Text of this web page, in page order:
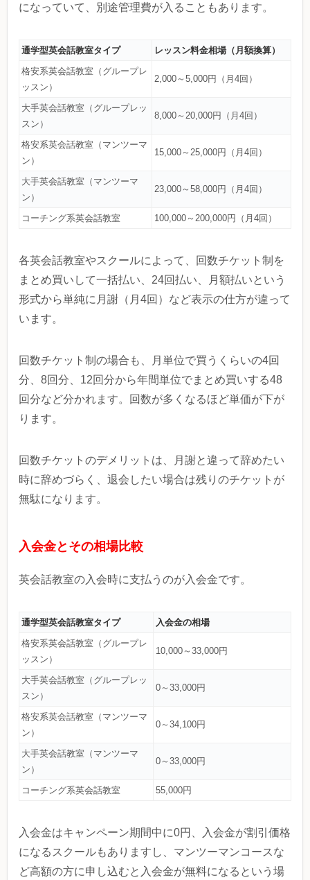
になっていて、別途管理費が入ることもあります。
通学型英会話教室タイプ レッスン料金相場（月額換算）
格安系英会話教室（グループレ
ッスン）
2,000～5,000円（月4回）
大手英会話教室（グループレッ
スン）
8,000～20,000円（月4回）
格安系英会話教室（マンツーマ
ン）
15,000～25,000円（月4回）
大手英会話教室（マンツーマ
ン）
23,000～58,000円（月4回）
コーチング系英会話教室 100,000～200,000円（月4回）
各英会話教室やスクールによって、回数チケット制を
まとめ買いして一括払い、24回払い、月額払いという
形式から単純に月謝（月4回）など表示の仕方が違って
います。
回数チケット制の場合も、月単位で買うくらいの4回
分、8回分、12回分から年間単位でまとめ買いする48
回分など分かれます。回数が多くなるほど単価が下が
ります。
回数チケットのデメリットは、月謝と違って辞めたい
時に辞めづらく、退会したい場合は残りのチケットが
無駄になります。
入会金とその相場比較
英会話教室の入会時に支払うのが入会金です。
通学型英会話教室タイプ 入会金の相場
格安系英会話教室（グループレ
ッスン）
10,000～33,000円
大手英会話教室（グループレッ
スン）
0～33,000円
格安系英会話教室（マンツーマ
ン）
0～34,100円
大手英会話教室（マンツーマ
ン）
0～33,000円
コーチング系英会話教室 55,000円
入会金はキャンペーン期間中に0円、入会金が割引価格
になるスクールもありますし、マンツーマンコースな
ど高額の方に申し込むと入会金が無料になるという場